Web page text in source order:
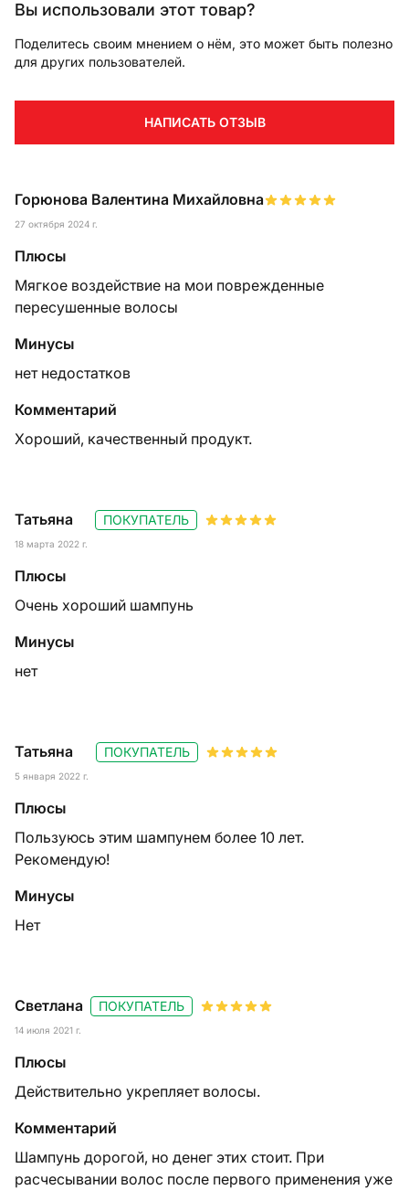
Горюнова Валентина Михайловна
27 октября 2024 г.
Плюсы
Мягкое воздействие на мои поврежденные
пересушенные волосы
Минусы
нет недостатков
Комментарий
Хороший, качественный продукт.
Татьяна
18 марта 2022 г.
ПОКУПАТЕЛЬ
Плюсы
Очень хороший шампунь
Минусы
нет
Татьяна
5 января 2022 г.
ПОКУПАТЕЛЬ
Плюсы
Пользуюсь этим шампунем более 10 лет.
Рекомендую!
Минусы
Нет
Светлана
14 июля 2021 г.
ПОКУПАТЕЛЬ
Плюсы
Действительно укрепляет волосы.
Комментарий
Шампунь дорогой, но денег этих стоит. При
расчесывании волос после первого применения уже
Вы использовали этот товар?
Поделитесь своим мнением о нём, это может быть полезно
для других пользователей.
НАПИСАТЬ ОТЗЫВ